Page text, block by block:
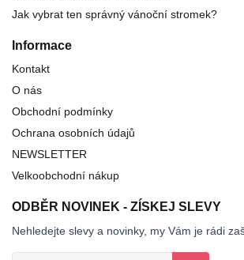
Jak vybrat ten správný vánoční stromek?
Informace
Kontakt
O nás
Obchodní podmínky
Ochrana osobních údajů
NEWSLETTER
Velkoobchodní nákup
ODBĚR NOVINEK - ZÍSKEJ SLEVY
Nehledejte slevy a novinky, my Vám je rádi